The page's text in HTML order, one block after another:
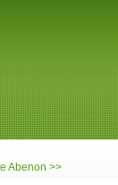
Abenon >>